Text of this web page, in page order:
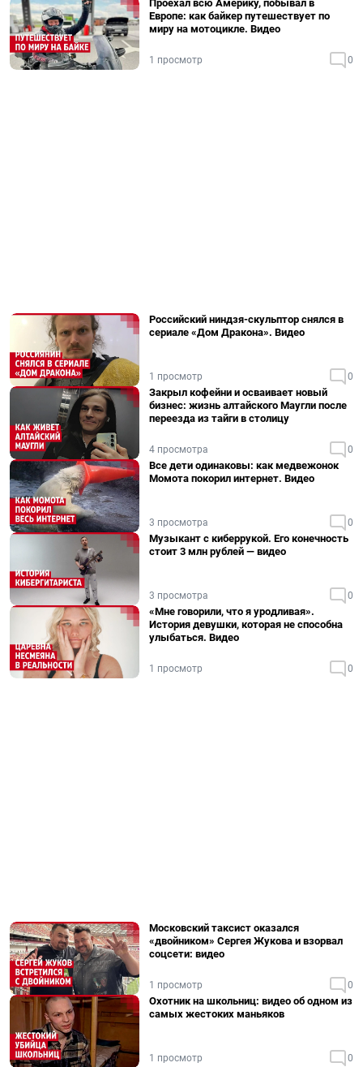
Проехал всю Америку, побывал в
Европе: как байкер путешествует по
миру на мотоцикле. Видео
1 просмотр 0
Российский ниндзя-скульптор снялся в
сериале «Дом Дракона». Видео
1 просмотр 0
Закрыл кофейни и осваивает новый
бизнес: жизнь алтайского Маугли после
переезда из тайги в столицу
4 просмотра 0
Все дети одинаковы: как медвежонок
Момота покорил интернет. Видео
3 просмотра 0
Музыкант с киберрукой. Его конечность
стоит 3 млн рублей — видео
3 просмотра 0
«Мне говорили, что я уродливая».
История девушки, которая не способна
улыбаться. Видео
1 просмотр 0
Московский таксист оказался
«двойником» Сергея Жукова и взорвал
соцсети: видео
1 просмотр 0
Охотник на школьниц: видео об одном из
самых жестоких маньяков
1 просмотр 0